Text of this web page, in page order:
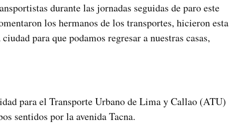
durante las jornadas seguidas de paro este
los hermanos de los transportes, hicieron esta
para que podamos regresar a nuestras casas,
para el Transporte Urbano de Lima y Callao (ATU)
sentidos por la avenida Tacna.